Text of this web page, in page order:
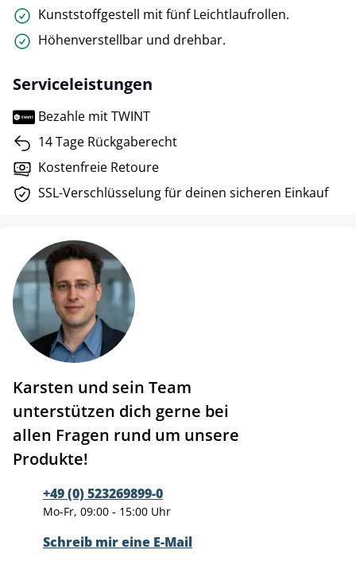
Kunststoffgestell mit fünf Leichtlaufrollen.
Höhenverstellbar und drehbar.
Serviceleistungen
Bezahle mit TWINT
14 Tage Rückgaberecht
Kostenfreie Retoure
SSL-Verschlüsselung für deinen sicheren Einkauf
Karsten und sein Team
unterstützen dich gerne bei
allen Fragen rund um unsere
Produkte!
+49 (0) 523269899-0
Mo-Fr, 09:00 - 15:00 Uhr
Schreib mir eine E-Mail